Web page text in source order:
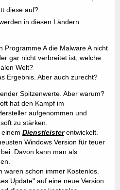
diese auf?
in diesen Ländern
Programme A die Malware A nicht
gar nicht verbreitet ist, welche
Welt?
Ergebnis. Aber auch zurecht?
Spitzenwerte. Aber warum?
hat den Kampf im
aufgenommen und
zu stärken.
Dienstleisterentwickelt.
Windows Version für teuer
Davon kann man als
waren schon immer Kostenlos.
Update" auf eine neue Version